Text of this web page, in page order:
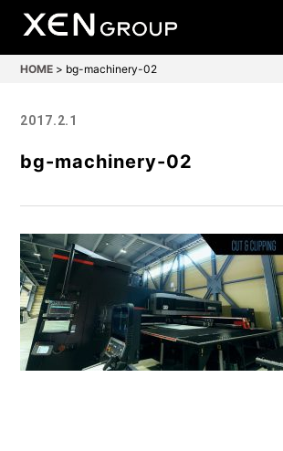
HOME > bg-machinery-02
2017.2.1
bg-machinery-02